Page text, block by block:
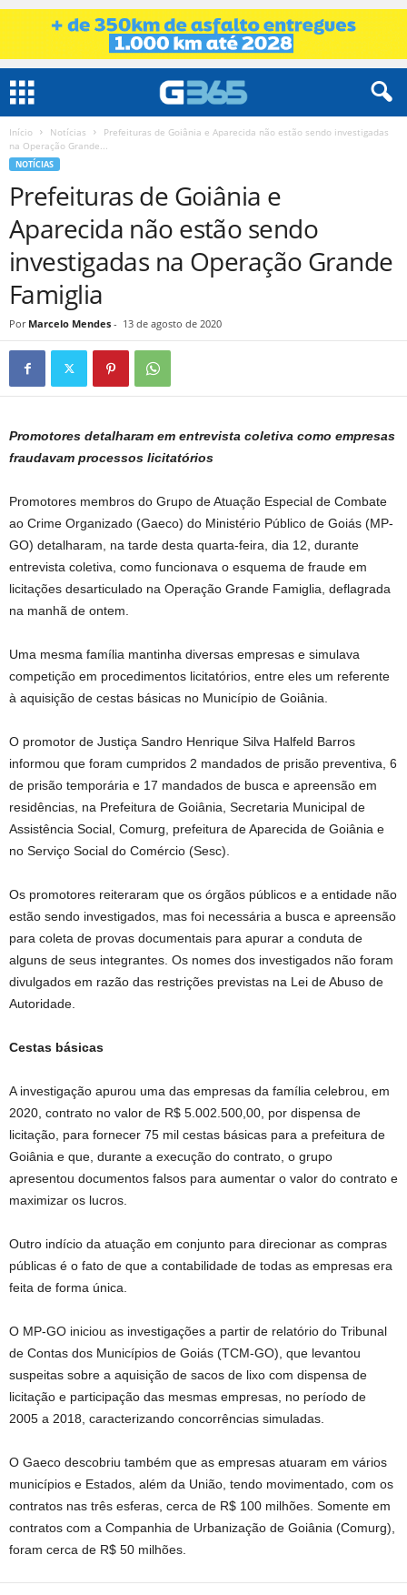
Início Notícias
Prefeituras de Goiânia e Aparecida não estão sendo investigadas
na Operação Grande...
NOTÍCIAS
Prefeituras de Goiânia e
Aparecida não estão sendo
investigadas na Operação Grande
Famiglia
Por Marcelo Mendes - 13 de agosto de 2020
Promotores detalharam em entrevista coletiva como empresas
fraudavam processos licitatórios
Promotores membros do Grupo de Atuação Especial de Combate
ao Crime Organizado (Gaeco) do Ministério Público de Goiás (MP-
GO) detalharam, na tarde desta quarta-feira, dia 12, durante
entrevista coletiva, como funcionava o esquema de fraude em
licitações desarticulado na Operação Grande Famiglia, deflagrada
na manhã de ontem.
Uma mesma família mantinha diversas empresas e simulava
competição em procedimentos licitatórios, entre eles um referente
à aquisição de cestas básicas no Município de Goiânia.
O promotor de Justiça Sandro Henrique Silva Halfeld Barros
informou que foram cumpridos 2 mandados de prisão preventiva, 6
de prisão temporária e 17 mandados de busca e apreensão em
residências, na Prefeitura de Goiânia, Secretaria Municipal de
Assistência Social, Comurg, prefeitura de Aparecida de Goiânia e
no Serviço Social do Comércio (Sesc).
Os promotores reiteraram que os órgãos públicos e a entidade não
estão sendo investigados, mas foi necessária a busca e apreensão
para coleta de provas documentais para apurar a conduta de
alguns de seus integrantes. Os nomes dos investigados não foram
divulgados em razão das restrições previstas na Lei de Abuso de
Autoridade.
Cestas básicas
A investigação apurou uma das empresas da família celebrou, em
2020, contrato no valor de R$ 5.002.500,00, por dispensa de
licitação, para fornecer 75 mil cestas básicas para a prefeitura de
Goiânia e que, durante a execução do contrato, o grupo
apresentou documentos falsos para aumentar o valor do contrato e
maximizar os lucros.
Outro indício da atuação em conjunto para direcionar as compras
públicas é o fato de que a contabilidade de todas as empresas era
feita de forma única.
O MP-GO iniciou as investigações a partir de relatório do Tribunal
de Contas dos Municípios de Goiás (TCM-GO), que levantou
suspeitas sobre a aquisição de sacos de lixo com dispensa de
licitação e participação das mesmas empresas, no período de
2005 a 2018, caracterizando concorrências simuladas.
O Gaeco descobriu também que as empresas atuaram em vários
municípios e Estados, além da União, tendo movimentado, com os
contratos nas três esferas, cerca de R$ 100 milhões. Somente em
contratos com a Companhia de Urbanização de Goiânia (Comurg),
foram cerca de R$ 50 milhões.